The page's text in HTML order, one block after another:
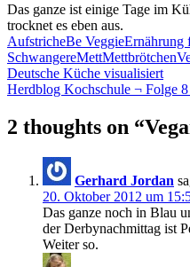
Das ganze ist einige Tage im
trocknet es eben aus.
AufstricheBe VeggieErnährung
SchwangereMettMettbrötchen
Beitragsnavigation
Deutsche Küche visualisiert
Herdblog Kochschule ¬ Folge
2 thoughts on
Gerhard Jordan
20. Oktober 2012 um
Das ganze noch in Blau
der Derbynachmittag ist
Weiter so.